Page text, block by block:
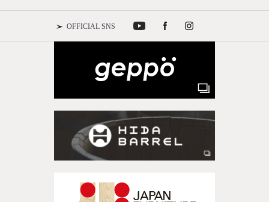
OFFICIAL SNS